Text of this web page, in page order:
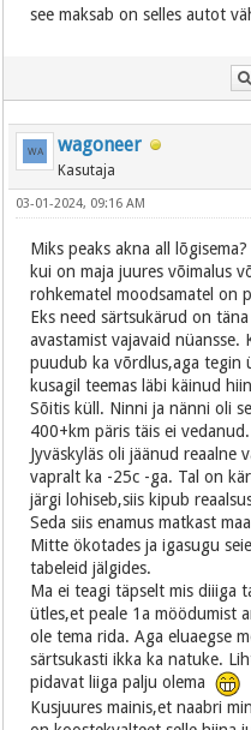
see maksab on selles autot
wagoneer
Kasutaja
03-01-2024, 09:16 AM
Miks peaks akna all
kui on maja juures võimalus
rohkematel moodsamatel on
Eks need särtsukärud on
avastamist vajavaid nüansse.
puudub ka võrdlus,aga tegin
kusagil teemas läbi käinud
Sõitis küll. Ninni ja nänni oli
400+km päris täis ei
Jyväskyläs oli jäänud reaalne
vapralt ka -25c -ga. Tal on
järgi lohiseb,siis kipub
Seda siis enamus matkast
Mitte ökotades ja igasugu
tabeleid jälgides.
Ma ei teagi täpselt mis diiiga
ütles,et peale 1a möödumist
ole tema rida. Aga eluaegse
särtsukasti ikka ka natuke.
pidavat liiga palju olema
Kusjuures mainis,et naabri